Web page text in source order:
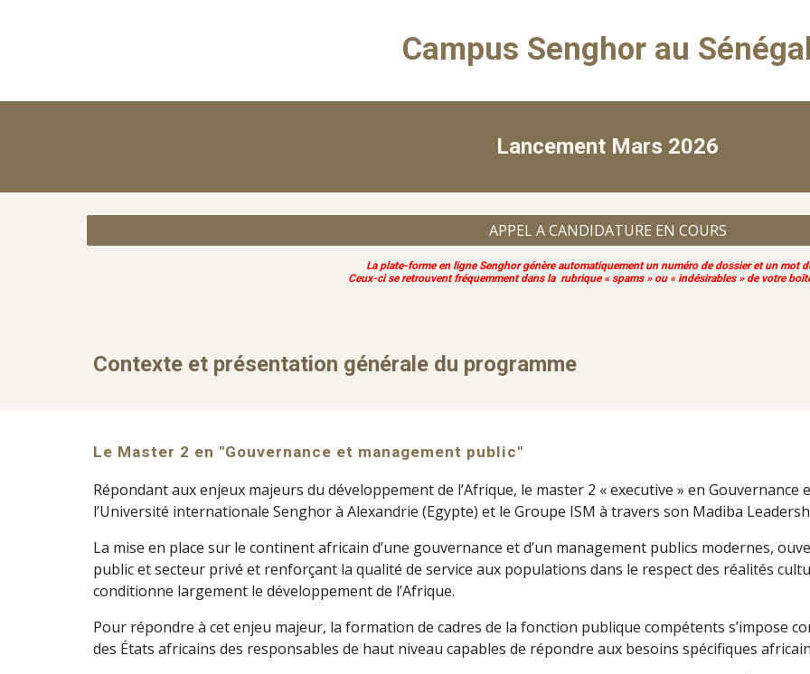
Campus Senghor au Sénégal
Lancement Mars 2026
APPEL A CANDIDATURE EN COURS
La plate-forme en ligne Senghor génère automatiquement un numéro de dossier et un mot
Ceux-ci se retrouvent fréquemment dans la rubrique « spams » ou « indésirables » de votre
Contexte et présentation générale du programme
Le Master 2 en "Gouvernance et management public"
Répondant aux enjeux majeurs du développement de l’Afrique, le master 2 « executive » en
l’Université internationale Senghor à Alexandrie (Egypte) et le Groupe ISM à travers son Madiba
La mise en place sur le continent africain d’une gouvernance et d’un management publics modernes,
public et secteur privé et renforçant la qualité de service aux populations dans le respect des réalités
conditionne largement le développement de l’Afrique.
Pour répondre à cet enjeu majeur, la formation de cadres de la fonction publique compétents s’impose
des États africains des responsables de haut niveau capables de répondre aux besoins spécifiques